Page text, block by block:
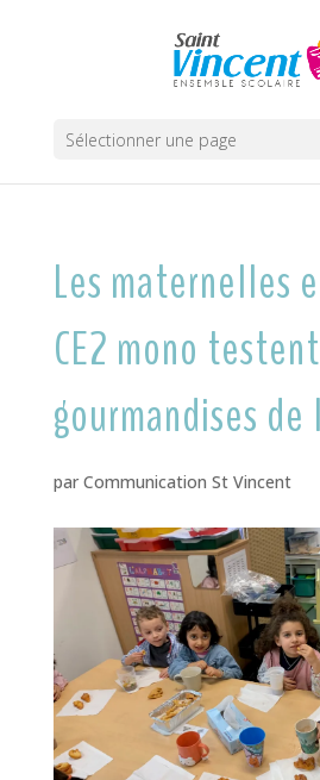
Sélectionner une page
Les maternelles
CE2 mono
gourmandises de
par Communication St Vincent